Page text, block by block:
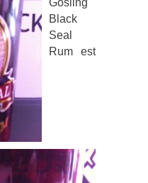
Gosling
Black
Seal
Rum est